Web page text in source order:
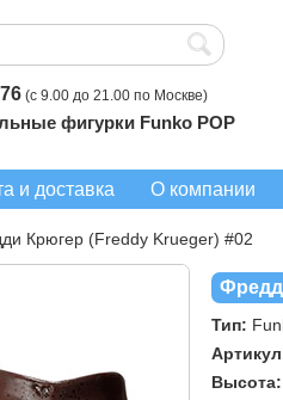
(с 9.00 до 21.00 по Москве)
фигурки Funko POP
и доставка О компании
Крюгер (Freddy Krueger) #02
Тип:
Высота: